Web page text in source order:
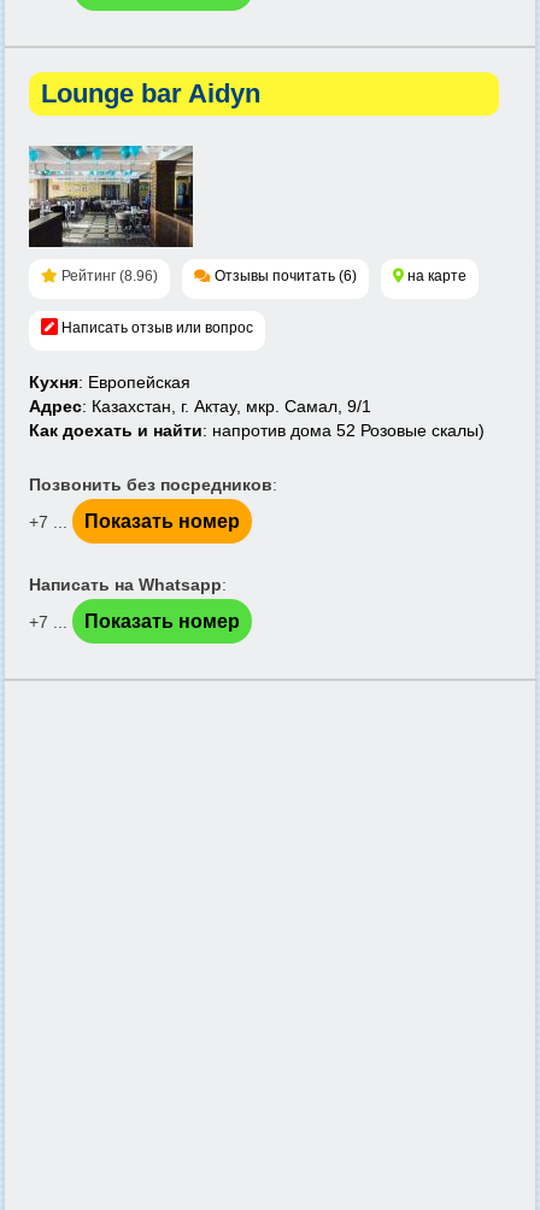
Lounge bar Aidyn
Рейтинг (8.96) Отзывы почитать (6) на карте
Написать отзыв или вопрос
Кухня: Европейская
Адрес: Казахстан, г. Актау, мкр. Самал, 9/1
Как доехать и найти: напротив дома 52 Розовые скалы)
Позвонить без посредников:
+7 ...
Показать номер
Написать на Whatsapp:
+7 ...
Показать номер